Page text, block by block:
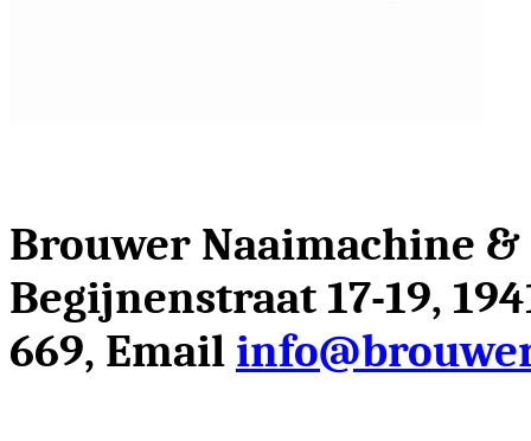
Brouwer Naaimachine
Begijnenstraat 17-19,
669, Email